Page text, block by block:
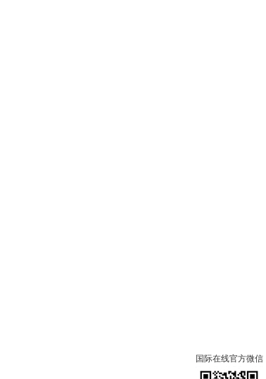
国际在线官方微信